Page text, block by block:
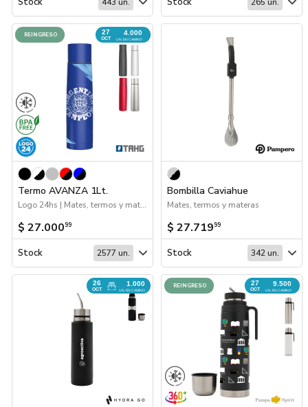
443 un. 265 un.
27
OCT
4.000
UN. EN CAMINO
REINGRESO
Termo AVANZA 1Lt.
Logo 24hs | Mates, termos y materas | Hogar y Tiempo Libre | 2026 Reingresos | Próximos Arribos | Drinkware
$ 27.00099
Stock 2577 un.
Bombilla Caviahue
Mates, termos y materas
$ 27.71999
Stock 342 un.
26
OCT
1.000
UN. EN CAMINO
27
OCT
9.500
UN. EN CAMINO
REINGRESO